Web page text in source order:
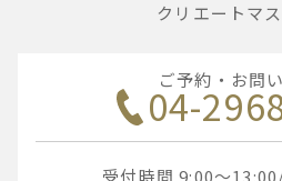
クリエートマ
ご予約・お問
04-
受付時間 9:00～